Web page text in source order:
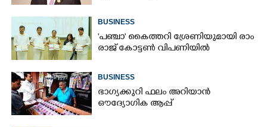
BUSINESS
'​പ​ഞ്ചാ​'​ ​കൈ​ത്ത​റി​ ​ശ്രേ​ണി​യു​മാ​യി​ ​രാം​
രാ​ജ് ​കോ​ട്ടൺ വിപണിയിൽ
BUSINESS
ഭാഗ്യക്കുറി ഫലം അറിയാൻ
ഔദ്യോഗിക ആപ്പ്